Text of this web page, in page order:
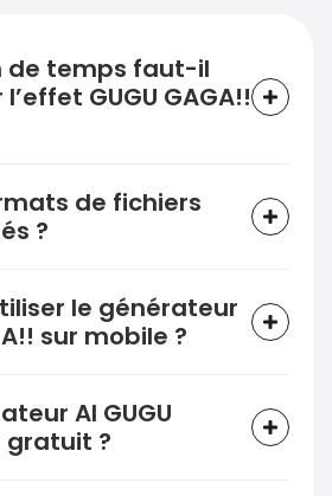
de temps faut-il
GUGU GAGA!!
de fichiers
?
le générateur
sur mobile ?
AI GUGU
gratuit ?